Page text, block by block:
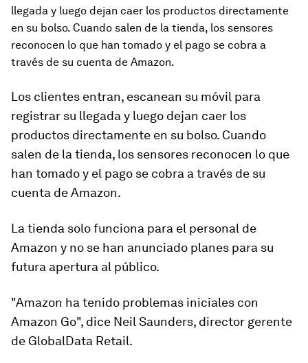
llegada y luego dejan caer los productos directamente
en su bolso. Cuando salen de la tienda, los sensores
reconocen lo que han tomado y el pago se cobra a
través de su cuenta de Amazon.
Los clientes entran, escanean su móvil para
registrar su llegada y luego dejan caer los
productos directamente en su bolso. Cuando
salen de la tienda, los sensores reconocen lo que
han tomado y el pago se cobra a través de su
cuenta de Amazon.
La tienda solo funciona para el personal de
Amazon y no se han anunciado planes para su
futura apertura al público.
"Amazon ha tenido problemas iniciales con
Amazon Go", dice Neil Saunders, director gerente
de GlobalData Retail.